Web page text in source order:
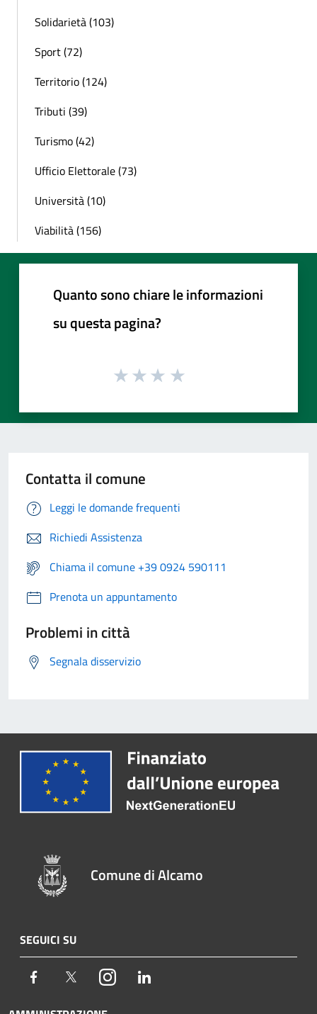
Solidarietà (103)
Sport (72)
Territorio (124)
Tributi (39)
Turismo (42)
Ufficio Elettorale (73)
Università (10)
Viabilità (156)
Quanto sono chiare le informazioni
su questa pagina?
Contatta il comune
Leggi le domande frequenti
Richiedi Assistenza
Chiama il comune +39 0924 590111
Prenota un appuntamento
Problemi in città
Segnala disservizio
Comune di Alcamo
SEGUICI SU
Facebook TwitterInstagram